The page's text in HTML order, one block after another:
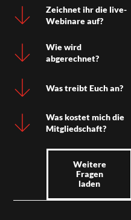
Zeichnet ihr die live-
Webinare auf?
Wie wird
abgerechnet?
Was treibt Euch an?
Was kostet mich die
Mitgliedschaft?
Weitere
Fragen
laden